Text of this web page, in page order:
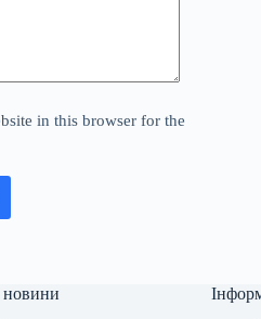
in this browser for the
новини